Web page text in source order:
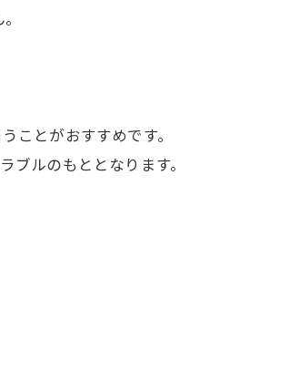
ことがおすすめです。
ブルのもととなります。